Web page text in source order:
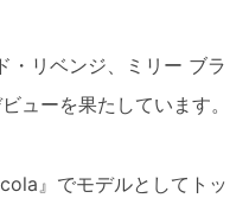
・リベンジ、ミリー ブラ
ューを果たしています。
』でモデルとしてトッ